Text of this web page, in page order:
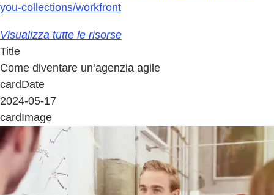
you-collections/workfront
Visualizza tutte le risorse
Title
Come diventare un’agenzia agile
cardDate
2024-05-17
cardImage